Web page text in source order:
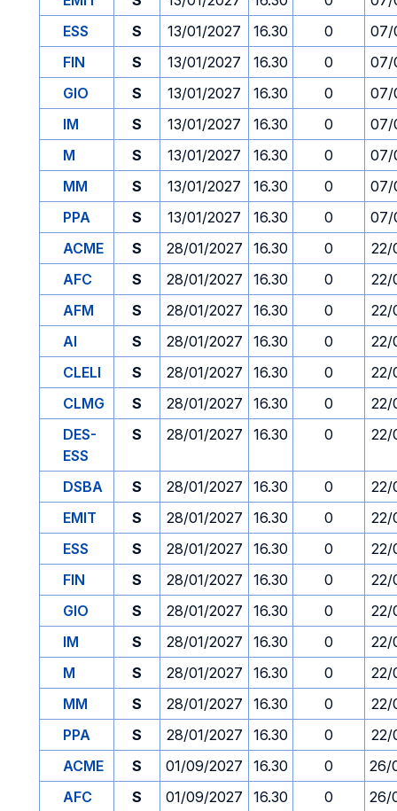
ESS
S 13/01/2027 16.30 0
07/
FIN
S 13/01/2027 16.30 0
07/
GIO
S 13/01/2027 16.30 0
07/
IM
S 13/01/2027 16.30 0
07/
M
S 13/01/2027 16.30 0
07/
MM
S 13/01/2027 16.30 0
07/
PPA
S 13/01/2027 16.30 0
07/
ACME
S 28/01/2027 16.30 0
22/
AFC
S 28/01/2027 16.30 0
22/
AFM
S 28/01/2027 16.30 0
22/
AI
S 28/01/2027 16.30 0
22/
CLELI
S 28/01/2027 16.30 0
22/
CLMG
S 28/01/2027 16.30 0
22/
DES-
ESS
S 28/01/2027 16.30 0 22/
DSBA S 28/01/2027 16.30 0
22/
EMIT
S 28/01/2027 16.30 0
22/
ESS
S 28/01/2027 16.30 0
22/
FIN
S 28/01/2027 16.30 0
22/
GIO
S 28/01/2027 16.30 0
22/
IM
S 28/01/2027 16.30 0
22/
M
S 28/01/2027 16.30 0
22/
MM
S 28/01/2027 16.30 0
22/
PPA
S 28/01/2027 16.30 0
22/
ACME
S 01/09/2027 16.30 0
26/
AFC
S 01/09/2027 16.30 0 26/